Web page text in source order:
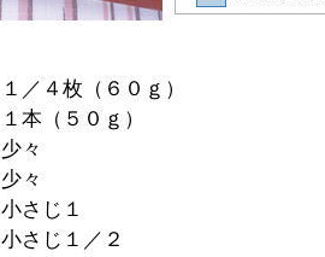
１／４枚（６０ｇ）
１本（５０ｇ）
少々
少々
小さじ１
小さじ１／２